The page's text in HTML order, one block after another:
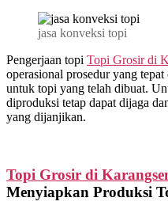
jasa konveksi topi
Pengerjaan topi Topi Grosir di
operasional prosedur yang
untuk topi yang telah dibuat.
diproduksi tetap dapat dijaga
yang dijanjikan.
Topi Grosir di
Menyiapkan Produksi